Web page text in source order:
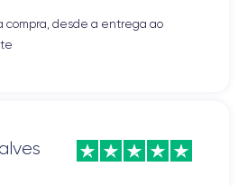
compra, desde a entrega ao